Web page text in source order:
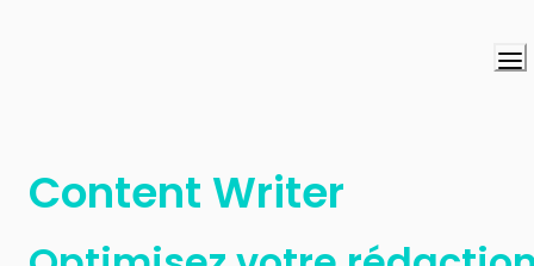
Content Writer